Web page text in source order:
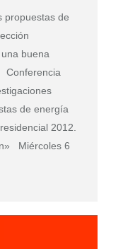
propuestas de
buena
Conferencia
de energía
2012.
Miércoles 6